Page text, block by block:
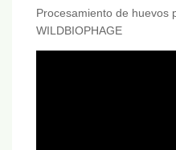
Procesamiento de huevos
WILDBIOPHAGE